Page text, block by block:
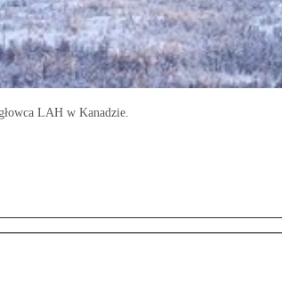
LAH w Kanadzie.